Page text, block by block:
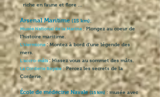
riche en faune et flore ...
Arsenal Maritime(15 km):
Musée National de la Marine:Plongez au coeur de
l’histoire maritime.
L'Hermione:Montez à bord d’une légende des
mers.
L'accro-mâts:Hissez vous au sommet des mâts.
La Corderie Royale : Percez les secrets de la
Corderie.
École de médecine Navale(15 km) : musée avec